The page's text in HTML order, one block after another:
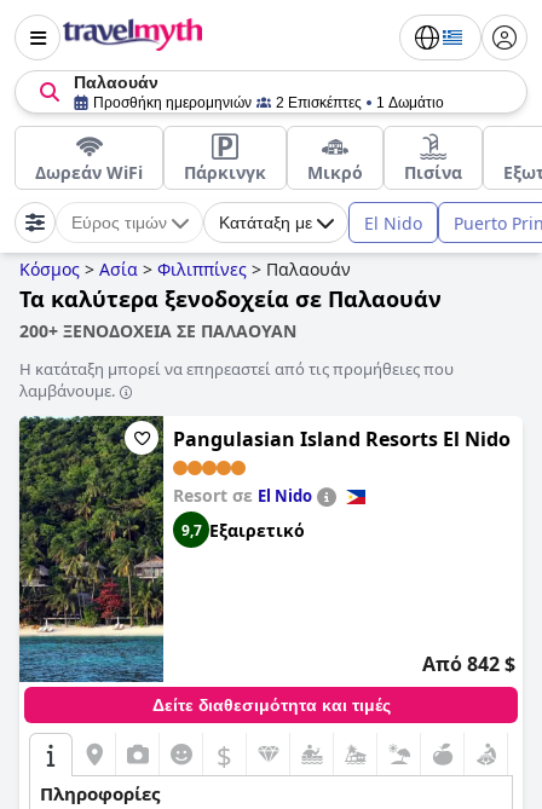
Παλαουάν
Προσθήκη ημερομηνιών 2 Επισκέπτες 1 Δωμάτιο
Δωρεάν WiFi Πάρκινγκ Μικρό Πισίνα
Εύρος τιμών Κατάταξη με El Nido Puerto
Κόσμος > Ασία > Φιλιππίνες > Παλαουάν
Τα καλύτερα ξενοδοχεία σε Παλαουάν
200+ ΞΕΝΟΔΟΧΕΙΑ ΣΕ ΠΑΛΑΟΥΑΝ
Η κατάταξη μπορεί να επηρεαστεί από τις προμήθειες που
λαμβάνουμε.
Pangulasian Island Resorts El Nido
Resort σε El Nido
9,7 Εξαιρετικό
Από 842 $
Δείτε διαθεσιμότητα και τιμές
$
Πληροφορίες